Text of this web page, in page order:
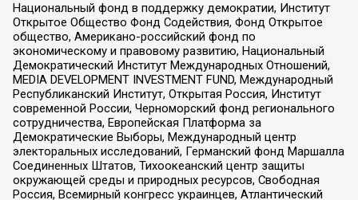
Национальный фонд в поддержку демократии, Институт
Открытое Общество Фонд Содействия, Фонд Открытое
общество, Американо-российский фонд по
экономическому и правовому развитию, Национальный
Демократический Институт Международных Отношений,
MEDIA DEVELOPMENT INVESTMENT FUND, Международный
Республиканский Институт, Открытая Россия, Институт
современной России, Черноморский фонд регионального
сотрудничества, Европейская Платформа за
Демократические Выборы, Международный центр
электоральных исследований, Германский фонд Маршалла
Соединенных Штатов, Тихоокеанский центр защиты
окружающей среды и природных ресурсов, Свободная
Россия, Всемирный конгресс украинцев, Атлантический